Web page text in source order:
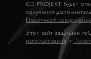
CD PROJEKT будет
получения
Политикой
Этот сайт защищён
использования и